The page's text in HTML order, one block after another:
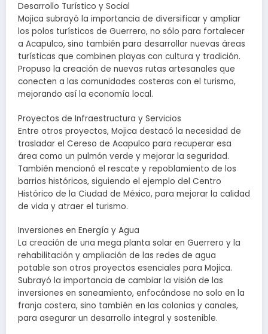
Desarrollo Turístico y Social
Mojica subrayó la importancia de diversificar y ampliar
los polos turísticos de Guerrero, no sólo para fortalecer
a Acapulco, sino también para desarrollar nuevas áreas
turísticas que combinen playas con cultura y tradición.
Propuso la creación de nuevas rutas artesanales que
conecten a las comunidades costeras con el turismo,
mejorando así la economía local.
Proyectos de Infraestructura y Servicios
Entre otros proyectos, Mojica destacó la necesidad de
trasladar el Cereso de Acapulco para recuperar esa
área como un pulmón verde y mejorar la seguridad.
También mencionó el rescate y repoblamiento de los
barrios históricos, siguiendo el ejemplo del Centro
Histórico de la Ciudad de México, para mejorar la calidad
de vida y atraer el turismo.
Inversiones en Energía y Agua
La creación de una mega planta solar en Guerrero y la
rehabilitación y ampliación de las redes de agua
potable son otros proyectos esenciales para Mojica.
Subrayó la importancia de cambiar la visión de las
inversiones en saneamiento, enfocándose no solo en la
franja costera, sino también en las colonias y canales,
para asegurar un desarrollo integral y sostenible.